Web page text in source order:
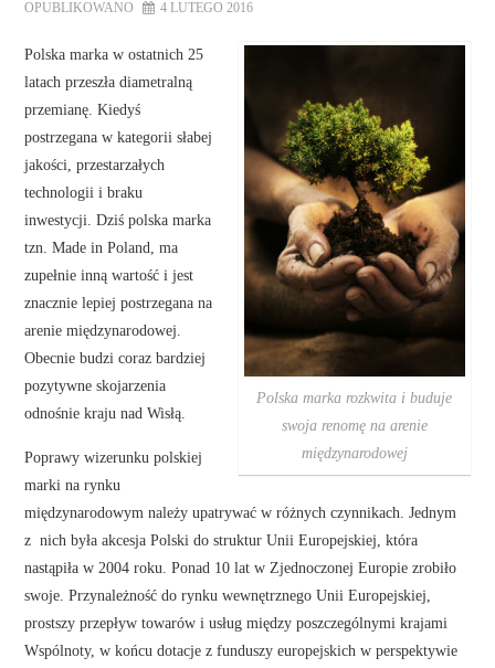
OPUBLIKOWANO 4 LUTEGO 2016
Polska marka rozkwita i buduje
swoja renomę na arenie
międzynarodowej
Polska marka w ostatnich 25
latach przeszła diametralną
przemianę. Kiedyś
postrzegana w kategorii słabej
jakości, przestarzałych
technologii i braku
inwestycji. Dziś polska marka
tzn. Made in Poland, ma
zupełnie inną wartość i jest
znacznie lepiej postrzegana na
arenie międzynarodowej.
Obecnie budzi coraz bardziej
pozytywne skojarzenia
odnośnie kraju nad Wisłą.
Poprawy wizerunku polskiej
marki na rynku
międzynarodowym należy upatrywać w różnych czynnikach. Jednym
z nich była akcesja Polski do struktur Unii Europejskiej, która
nastąpiła w 2004 roku. Ponad 10 lat w Zjednoczonej Europie zrobiło
swoje. Przynależność do rynku wewnętrznego Unii Europejskiej,
prostszy przepływ towarów i usług między poszczególnymi krajami
Wspólnoty, w końcu dotacje z funduszy europejskich w perspektywie